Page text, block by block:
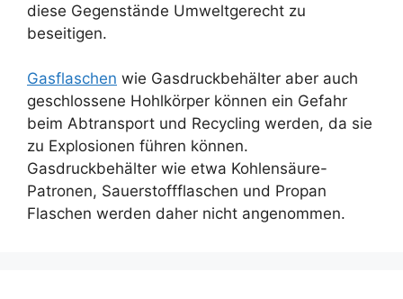
diese Gegenstände Umweltgerecht zu
beseitigen.
Gasflaschen wie Gasdruckbehälter aber auch
geschlossene Hohlkörper können ein Gefahr
beim Abtransport und Recycling werden, da sie
zu Explosionen führen können.
Gasdruckbehälter wie etwa Kohlensäure-
Patronen, Sauerstoffflaschen und Propan
Flaschen werden daher nicht angenommen.